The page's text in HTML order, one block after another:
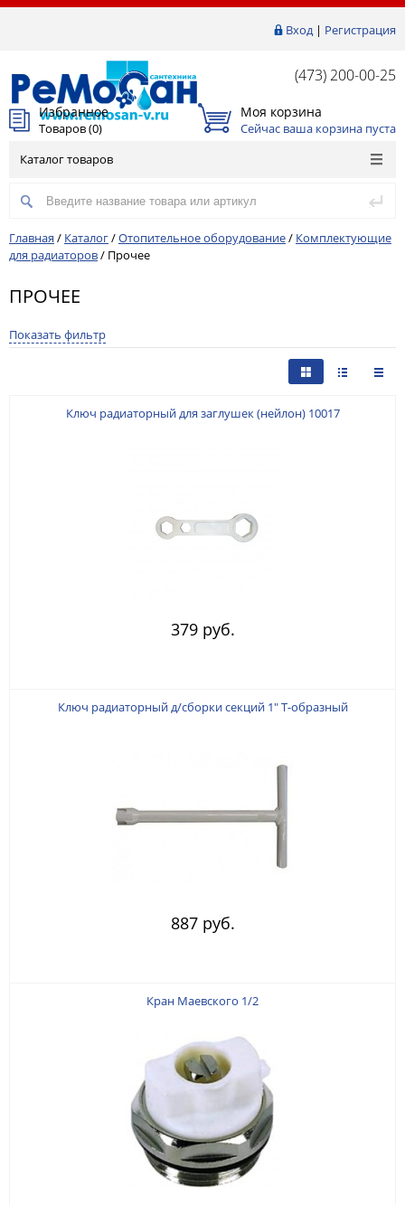
Вход| Регистрация
(473) 200-00-25
Избранное
Товаров (0)
Моя корзина
Сейчас ваша корзина пуста
Каталог товаров
Главная / Каталог/Отопительное оборудование/ Комплектующие
для радиаторов/ Прочее
ПРОЧЕЕ
Показать фильтр
Ключ радиаторный для заглушек (нейлон) 10017
379 руб.
Ключ радиаторный д/сборки секций 1" Т-образный
887 руб.
Кран Маевского 1/2